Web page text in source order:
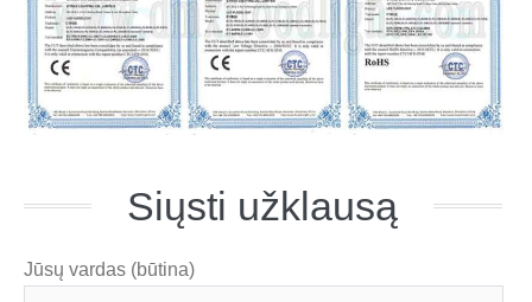
Siųsti užklausą
Jūsų vardas (būtina)